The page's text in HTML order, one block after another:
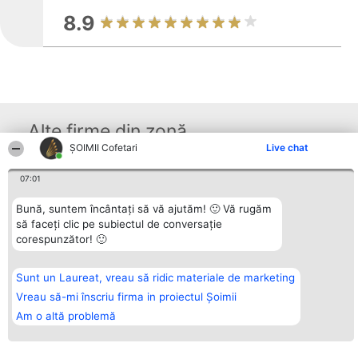
ȘOIMII Cofetari Live chat
07:01
Bună, suntem încântați să vă ajutăm! 🙂 Vă rugăm
să faceți clic pe subiectul de conversație
corespunzător! 🙂
Sunt un Laureat, vreau să ridic materiale de marketing
Vreau să-mi înscriu firma in proiectul Șoimii
Am o altă problemă
8.9
Alte firme din zonă
Organizator Ranking
BRIGHT SOLUTIONS BR SRL
Aleea Timisul De Sus 2 Bl. A30
Sc. A Et. 4 Ap. 13 Cod 061952
București
CUI 36737675
Câștigătorii
Lista Tuturor
Laureaților
confidențialitate
Contact